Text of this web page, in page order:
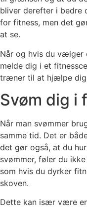
bliver derefter i bedre
for fitness, men det
at se.
Når og hvis du vælger
melde dig i et
træner til at hjælpe dig
Svøm dig i
Når man svømmer
samme tid. Det er
det gør også, at du
svømmer, føler du
som hvis du dyrker
skoven.
Dette kan især være